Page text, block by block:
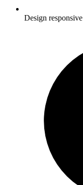
Design responsive